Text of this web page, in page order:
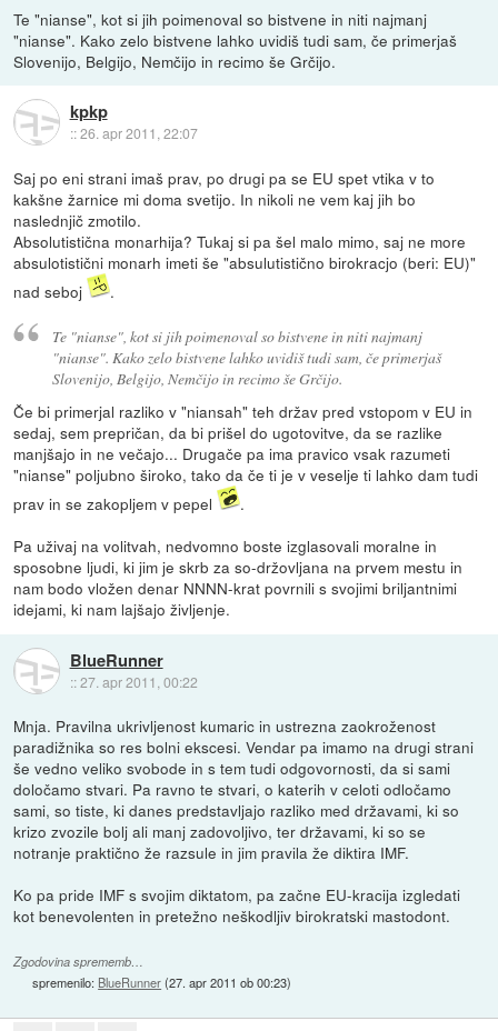
Te "nianse", kot si jih poimenoval so bistvene in niti najmanj
"nianse". Kako zelo bistvene lahko uvidiš tudi sam, če primerjaš
Slovenijo, Belgijo, Nemčijo in recimo še Grčijo.
kpkp
::26. apr 2011, 22:07
Saj po eni strani imaš prav, po drugi pa se EU spet vtika v to
kakšne žarnice mi doma svetijo. In nikoli ne vem kaj jih bo
naslednjič zmotilo.
Absolutistična monarhija? Tukaj si pa šel malo mimo, saj ne more
absulotistični monarh imeti še "absulutistično birokracjo (beri: EU)"
nad seboj
.
Te "nianse", kot si jih poimenoval so bistvene in niti najmanj
"nianse". Kako zelo bistvene lahko uvidiš tudi sam, če primerjaš
Slovenijo, Belgijo, Nemčijo in recimo še Grčijo.
Če bi primerjal razliko v "niansah" teh držav pred vstopom v EU in
sedaj, sem prepričan, da bi prišel do ugotovitve, da se razlike
manjšajo in ne večajo... Drugače pa ima pravico vsak razumeti
"nianse" poljubno široko, tako da če ti je v veselje ti lahko dam tudi
prav in se zakopljem v pepel
.
Pa uživaj na volitvah, nedvomno boste izglasovali moralne in
sposobne ljudi, ki jim je skrb za so-držovljana na prvem mestu in
nam bodo vložen denar NNNN-krat povrnili s svojimi briljantnimi
idejami, ki nam lajšajo življenje.
BlueRunner
::27. apr 2011, 00:22
Mnja. Pravilna ukrivljenost kumaric in ustrezna zaokroženost
paradižnika so res bolni ekscesi. Vendar pa imamo na drugi strani
še vedno veliko svobode in s tem tudi odgovornosti, da si sami
določamo stvari. Pa ravno te stvari, o katerih v celoti odločamo
sami, so tiste, ki danes predstavljajo razliko med državami, ki so
krizo zvozile bolj ali manj zadovoljivo, ter državami, ki so se
notranje praktično že razsule in jim pravila že diktira IMF.
Ko pa pride IMF s svojim diktatom, pa začne EU-kracija izgledati
kot benevolenten in pretežno neškodljiv birokratski mastodont.
Zgodovina sprememb…
spremenilo: BlueRunner(27. apr 2011 ob 00:23)